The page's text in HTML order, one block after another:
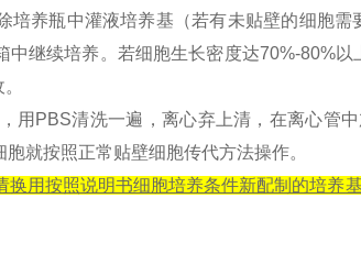
培养瓶中灌液培养基（若有未贴壁的细胞需
继续培养。若细胞生长密度达70%-80%以
用PBS清洗一遍，离心弃上清，在离心管
就按照正常贴壁细胞传代方法操作。
用按照说明书细胞培养条件新配制的培养